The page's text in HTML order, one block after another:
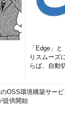
「Edge」
りスムーズ
らば、自動
OSS環境構築サー
提供開始